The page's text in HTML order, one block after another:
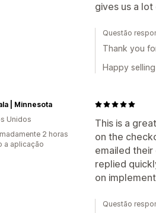
gives us a
Questão
Thank you
Happy
This is a
on the
emailed
replied
on
| Minnesota
Unidos
2 horas
a aplicação
Questão